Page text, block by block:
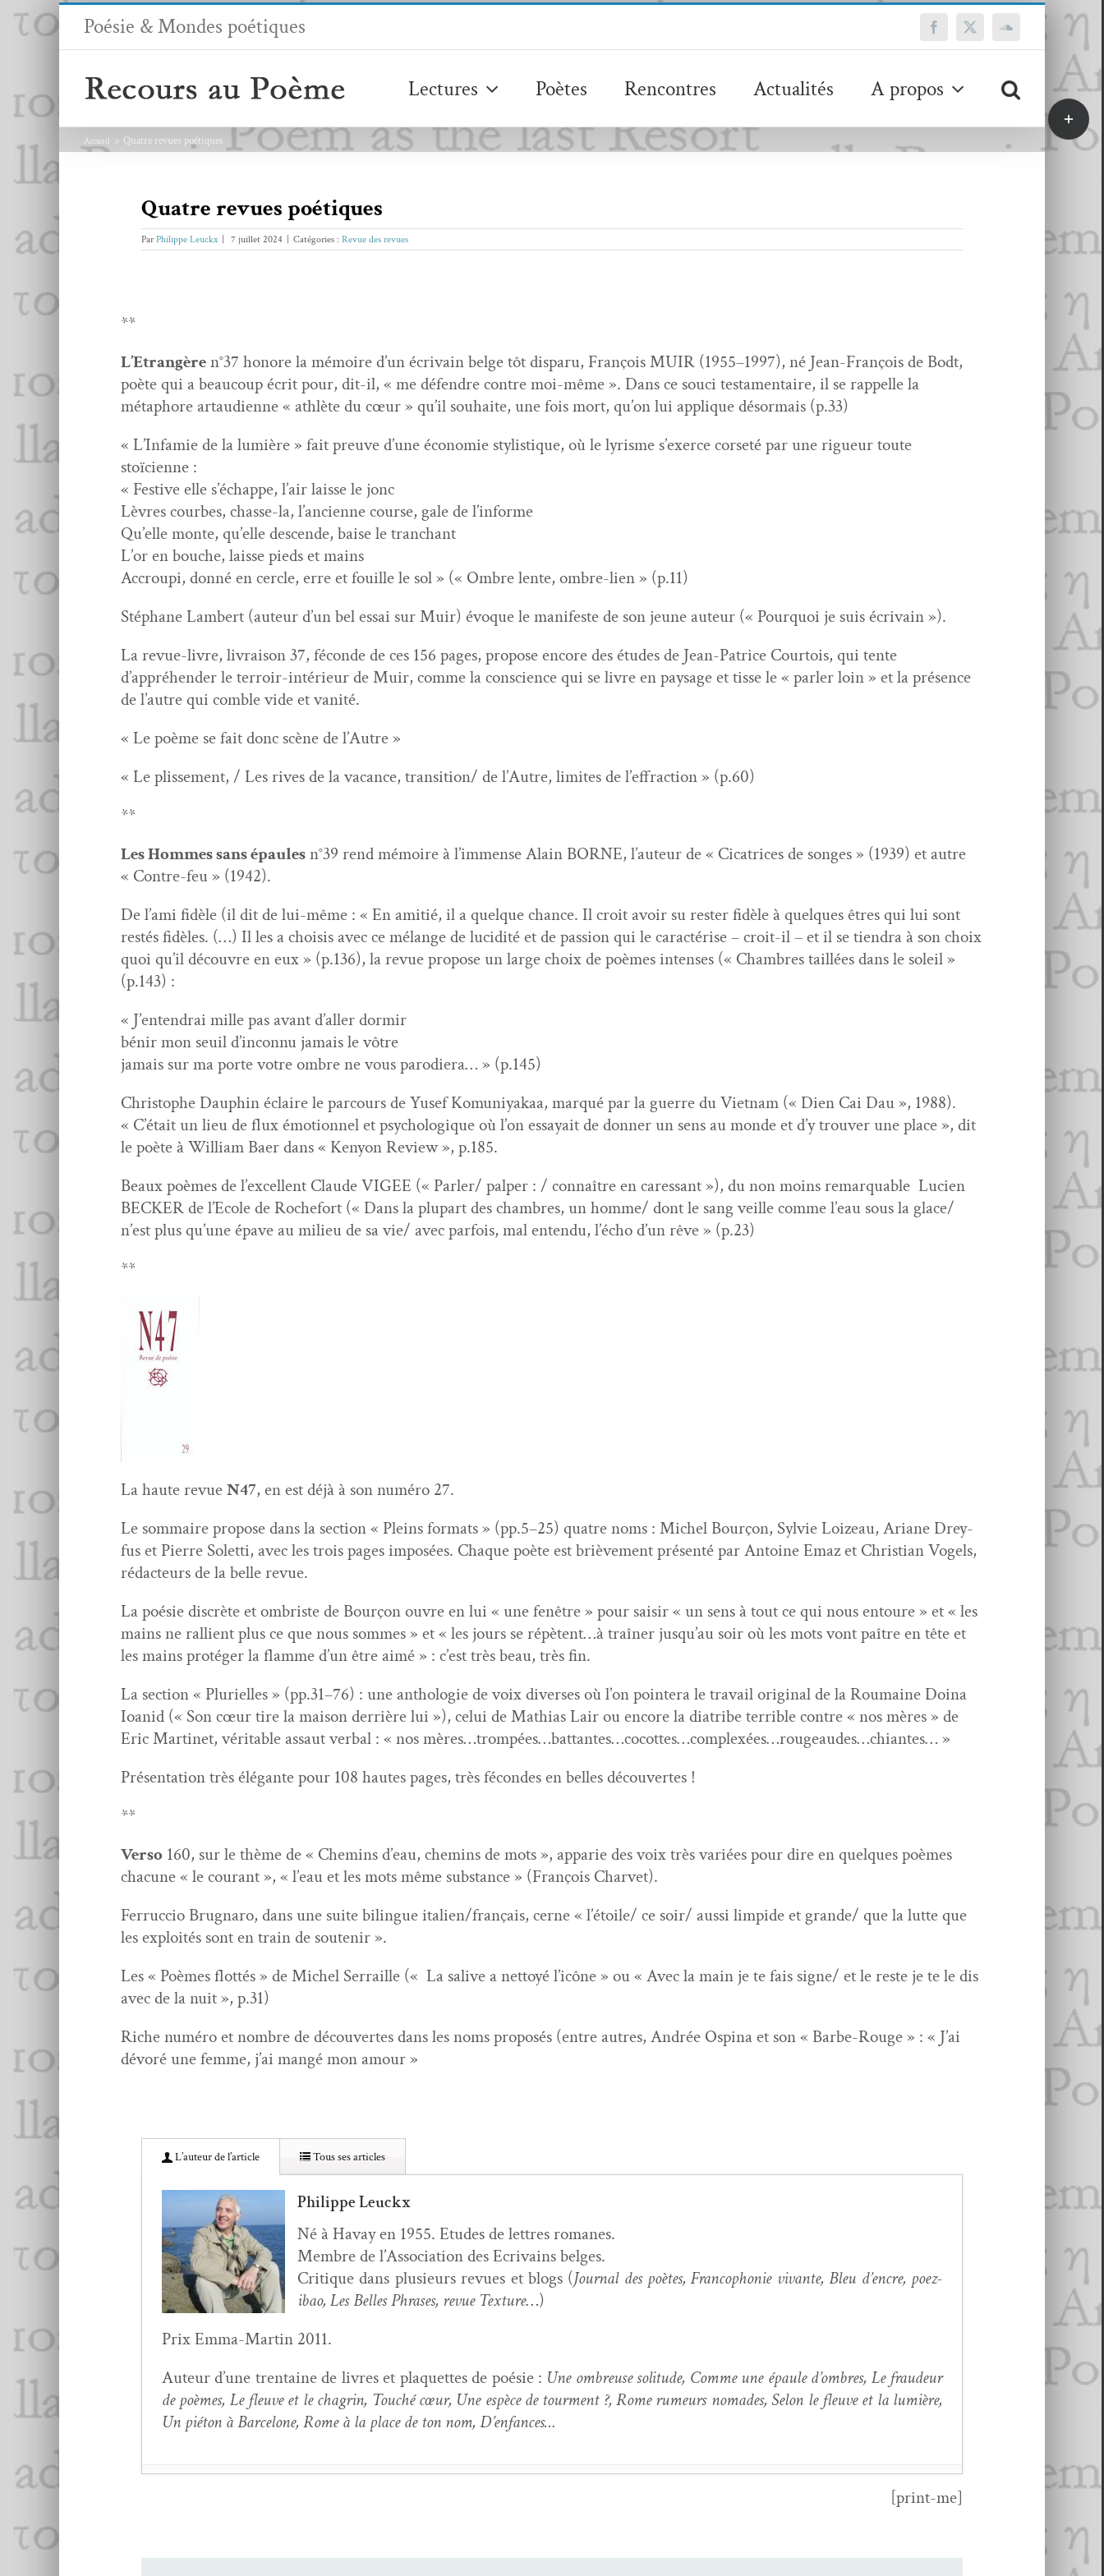
Passer
Poésie & Mondes poétiques Facebook
X SoundCloud
Lectures Poètes Rencontres Actualités A propos
Accueil Quatre revues poétiques
Quatre revues poétiques
ParPhilippe Leuckx 7 juillet 2024 Catégories : Revue des revues
**
L’Etrangèren°37 hon­ore la mémoire d’un écrivain belge tôt dis­paru, François MUIR (1955–1997), né Jean-François de Bodt,
poète qui a beau­coup écrit pour, dit-il, « me défendre con­tre moi-même ». Dans ce souci tes­ta­men­taire, il se rap­pelle la
métaphore artau­di­enne « ath­lète du cœur » qu’il souhaite, une fois mort, qu’on lui applique désor­mais (p.33)
« L’Infamie de la lumière » fait preuve d’une économie styl­is­tique, où le lyrisme s’exerce corseté par une rigueur toute
stoïcienne :
« Fes­tive elle s’échappe, l’air laisse le jonc
Lèvres courbes, chas­se-la, l’ancienne course, gale de l’informe
Qu’elle monte, qu’elle descende, baise le tranchant
L’or en bouche, laisse pieds et mains
Accroupi, don­né en cer­cle, erre et fouille le sol » (« Ombre lente, ombre-lien » (p.11)
Stéphane Lam­bert (auteur d’un bel essai sur Muir) évoque le man­i­feste de son jeune auteur (« Pourquoi je suis écrivain »).
La revue-livre, livrai­son 37, féconde de ces 156 pages, pro­pose encore des études de Jean-Patrice Cour­tois, qui tente
d’appréhender le ter­roir-intérieur de Muir, comme la con­science qui se livre en paysage et tisse le « par­ler loin » et la présence
de l’autre qui comble vide et vanité.
« Le poème se fait donc scène de l’Autre »
« Le plisse­ment, / Les rives de la vacance, transition/ de l’Autre, lim­ites de l’effraction » (p.60)
**
Les Hommes sans épaulesn°39 rend mémoire à l’immense Alain BORNE, l’auteur de « Cica­tri­ces de songes » (1939) et autre
« Con­tre-feu » (1942).
De l’ami fidèle (il dit de lui-même : « En ami­tié, il a quelque chance. Il croit avoir su rester fidèle à quelques êtres qui lui sont
restés fidèles. (…) Il les a choi­sis avec ce mélange de lucid­ité et de pas­sion qui le car­ac­térise – croit-il – et il se tien­dra à son choix
quoi qu’il décou­vre en eux » (p.136), la revue pro­pose un large choix de poèmes intens­es (« Cham­bres tail­lées dans le soleil »
(p.143) :
« J’entendrai mille pas avant d’aller dormir
bénir mon seuil d’inconnu jamais le vôtre
jamais sur ma porte votre ombre ne vous par­o­diera… » (p.145)
Christophe Dauphin éclaire le par­cours de Yusef Komu­niyakaa, mar­qué par la guerre du Viet­nam (« Dien Cai Dau », 1988).
« C’était un lieu de flux émo­tion­nel et psy­chologique où l’on essayait de don­ner un sens au monde et d’y trou­ver une place », dit
le poète à William Baer dans « Keny­on Review », p.185.
Beaux poèmes de l’excellent Claude VIGEE (« Parler/ palper : / con­naître en cares­sant »), du non moins remar­quable Lucien
BECKER de l’Ecole de Rochefort (« Dans la plu­part des cham­bres, un homme/ dont le sang veille comme l’eau sous la glace/
n’est plus qu’une épave au milieu de sa vie/ avec par­fois, mal enten­du, l’écho d’un rêve » (p.23)
**
La haute revueN47, en est déjà à son numéro 27.
Le som­maire pro­pose dans la sec­tion « Pleins for­mats » (pp.5–25) qua­tre noms : Michel Bourçon, Sylvie Loizeau, Ari­ane Drey­
fus et Pierre Solet­ti, avec les trois pages imposées. Chaque poète est briève­ment présen­té par Antoine Emaz et Chris­t­ian Vogels,
rédac­teurs de la belle revue.
La poésie dis­crète et ombriste de Bourçon ouvre en lui « une fenêtre » pour saisir « un sens à tout ce qui nous entoure » et « les
mains ne ral­lient plus ce que nous sommes » et « les jours se répètent…à traîn­er jusqu’au soir où les mots vont paître en tête et
les mains pro­téger la flamme d’un être aimé » : c’est très beau, très fin.
La sec­tion « Plurielles » (pp.31–76) : une antholo­gie de voix divers­es où l’on point­era le tra­vail orig­i­nal de la Roumaine Doina
Ioanid (« Son cœur tire la mai­son der­rière lui »), celui de Math­ias Lair ou encore la dia­tribe ter­ri­ble con­tre « nos mères » de
Eric Mar­tinet, véri­ta­ble assaut ver­bal : « nos mères…trompées…battantes…cocottes…complexées…rougeaudes…chiantes… »
Présen­ta­tion très élé­gante pour 108 hautes pages, très fécon­des en belles découvertes !
**
Ver­so 160, sur le thème de « Chemins d’eau, chemins de mots », apparie des voix très var­iées pour dire en quelques poèmes
cha­cune « le courant », « l’eau et les mots même sub­stance » (François Charvet).
Fer­ruc­cio Brug­naro, dans une suite bilingue italien/français, cerne « l’étoile/ ce soir/ aus­si limpi­de et grande/ que la lutte que
les exploités sont en train de soutenir ».
Les « Poèmes flot­tés » de Michel Ser­raille (« La salive a net­toyé l’icône » ou « Avec la main je te fais signe/ et le reste je te le dis
avec de la nuit », p.31)
Riche numéro et nom­bre de décou­vertes dans les noms pro­posés (entre autres, Andrée Ospina et son « Barbe-Rouge » : « J’ai
dévoré une femme, j’ai mangé mon amour »
L’au­teur de l’article Tous ses articles
Philippe Leuckx
Né à Havay en 1955. Etudes de let­tres romanes.
Mem­bre de l’As­so­ci­a­tion des Ecrivains belges.
Cri­tique dans plusieurs revues et blogs (Jour­nal des poètes, Fran­coph­o­nie vivante, Bleu d’en­cre, poez­
ibao, Les Belles Phras­es, revue Tex­ture…)
Prix Emma-Mar­tin 2011.
Auteur d’une trentaine de livres et pla­que­ttes de poésie : Une ombreuse soli­tude, Comme une épaule d’om­bres, Le fraudeur
de poèmes, Le fleuve et le cha­grin, Touché cœur, Une espèce de tour­ment ?, Rome rumeurs nomades, Selon le fleuve et la lumière,
Un pié­ton à Barcelone, Rome à la place de ton nom, D’enfances…
[print-me]
Bascule
de
la
barre